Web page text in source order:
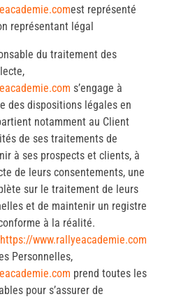
est représenté
représentant légal
du traitement des
s’engage à
des dispositions légales en
notamment au Client
de ses traitements de
à ses prospects et clients, à
de leurs consentements, une
sur le traitement de leurs
et de maintenir un registre
à la réalité.
https://www.rallyeacademie.com
Personnelles,
prend toutes les
pour s’assurer de